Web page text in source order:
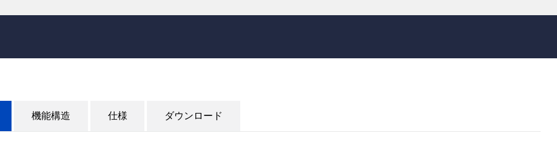
機能構造 仕様 ダウンロード